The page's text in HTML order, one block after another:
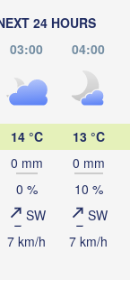
24 HOURS
03:00 04:00
14 °C
0 mm
0 %
SW
7 km/h
13 °C
0 mm
10 %
SW
7 km/h
(Tver)